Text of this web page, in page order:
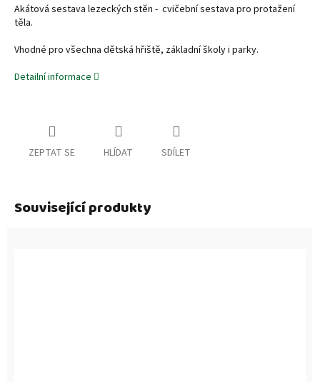
Akátová sestava lezeckých stěn - cvičební sestava pro protažení
těla.
Vhodné pro všechna dětská hřiště, základní školy i parky.
Detailní informace
ZEPTAT SE HLÍDAT SDÍLET
Související produkty